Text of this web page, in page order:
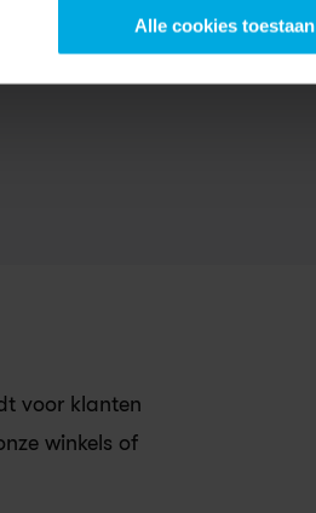
Alle cookies toestaan
voor klanten
winkels of